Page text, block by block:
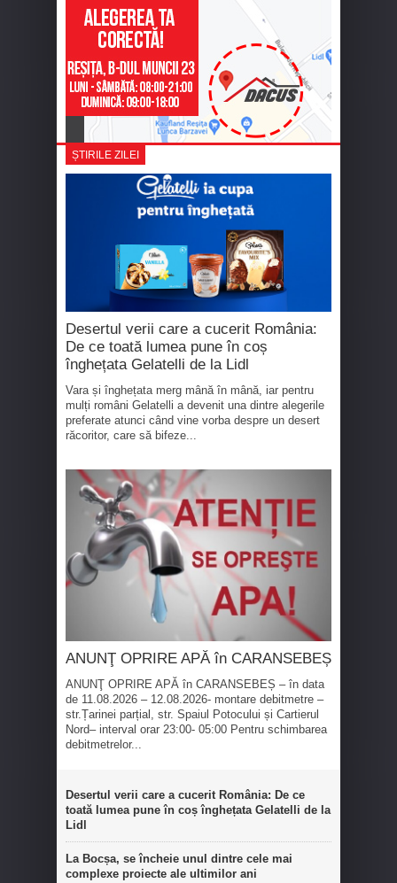
ȘTIRILE ZILEI
Desertul verii care a cucerit România:
De ce toată lumea pune în coș
înghețata Gelatelli de la Lidl
Vara și înghețata merg mână în mână, iar pentru
mulți români Gelatelli a devenit una dintre alegerile
preferate atunci când vine vorba despre un desert
răcoritor, care să bifeze...
ANUNŢ OPRIRE APĂ în CARANSEBEȘ
ANUNŢ OPRIRE APĂ în CARANSEBEȘ – în data
de 11.08.2026 – 12.08.2026- montare debitmetre –
str.Țarinei parțial, str. Spaiul Potocului și Cartierul
Nord– interval orar 23:00- 05:00 Pentru schimbarea
debitmetrelor...
Desertul verii care a cucerit România: De ce
toată lumea pune în coș înghețata Gelatelli de la
Lidl
La Bocșa, se încheie unul dintre cele mai
complexe proiecte ale ultimilor ani